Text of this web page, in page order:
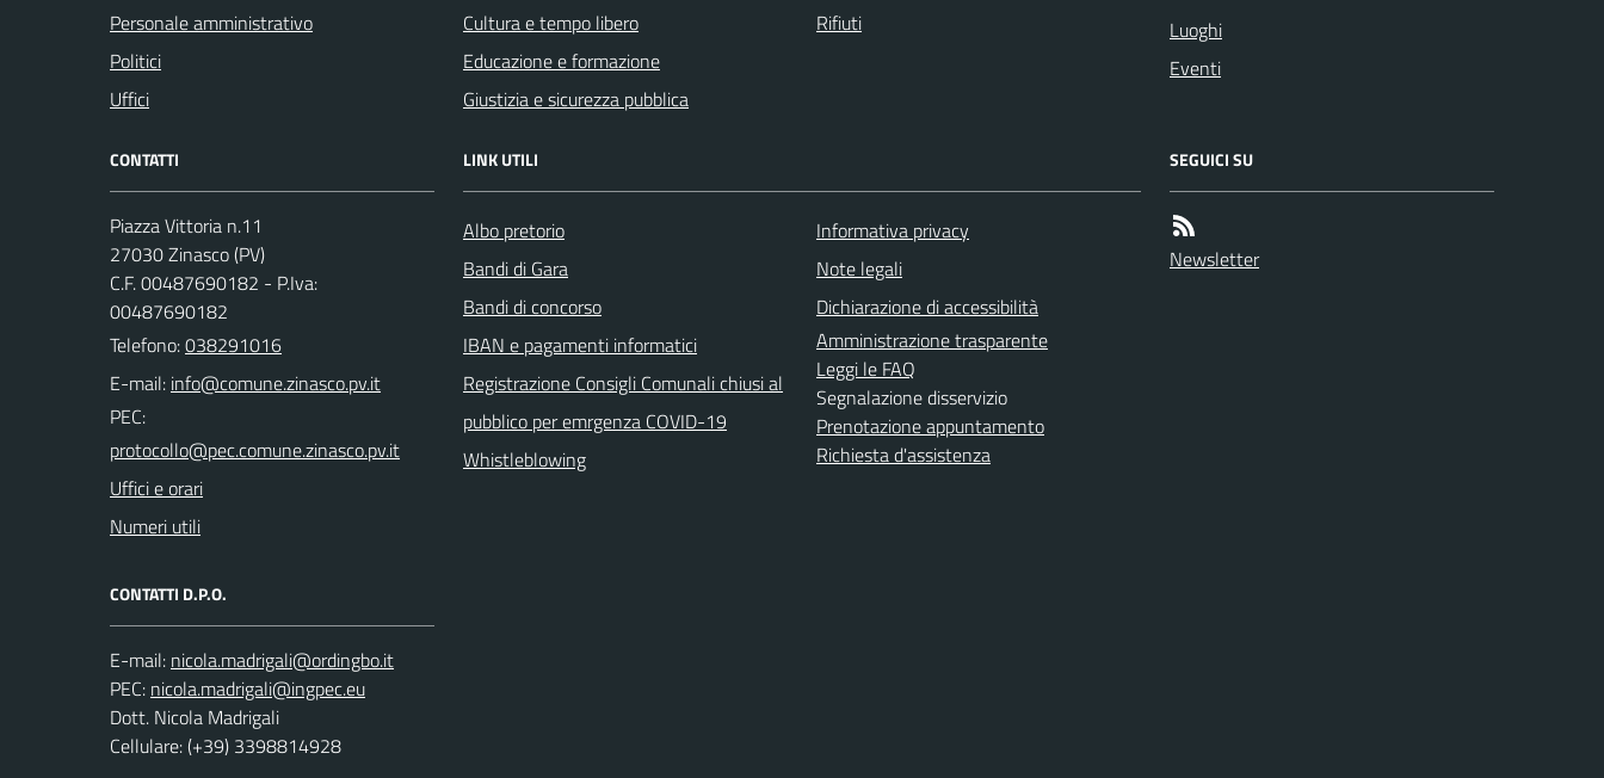
Personale amministrativo
Politici
Uffici
Cultura e tempo libero
Educazione e formazione
Giustizia e sicurezza pubblica
Rifiuti
Luoghi
Eventi
CONTATTI
Piazza Vittoria n.11
27030 Zinasco (PV)
C.F. 00487690182 - P.Iva:
00487690182
Telefono:038291016
E-mail:
PEC:
Uffici e orari
Numeri utili
CONTATTI D.P.O.
E-mail:
PEC:
Dott. Nicola Madrigali
Cellulare: (+39) 3398814928
LINK UTILI
Albo pretorio
Bandi di Gara
Bandi di concorso
IBAN e pagamenti informatici
Registrazione Consigli Comunali chiusi al
pubblico per emrgenza COVID-19
Whistleblowing
Informativa privacy
Note legali
Dichiarazione di accessibilità
Amministrazione trasparente
Leggi le FAQ
Segnalazione disservizio
Prenotazione appuntamento
Richiesta d'assistenza
SEGUICI SU
Newsletter